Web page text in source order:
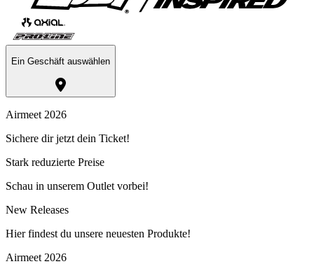
Ein Geschäft auswählen
Airmeet 2026
Sichere dir jetzt dein Ticket!
Stark reduzierte Preise
Schau in unserem Outlet vorbei!
New Releases
Hier findest du unsere neuesten Produkte!
Airmeet 2026